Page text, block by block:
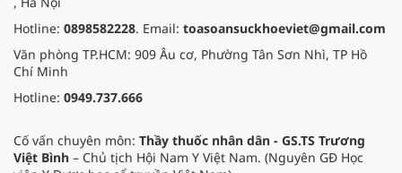
Hotline: 0898582228. Email: toasoansuckhoeviet@gmail.com
Văn phòng TP.HCM: 909 Âu cơ, Phường Tân Sơn Nhì, TP Hồ
Chí Minh
Hotline: 0949.737.666
Cố vấn chuyên môn: Thầy thuốc nhân dân - GS.TS Trương
Việt Bình – Chủ tịch Hội Nam Y Việt Nam. (Nguyên GĐ Học